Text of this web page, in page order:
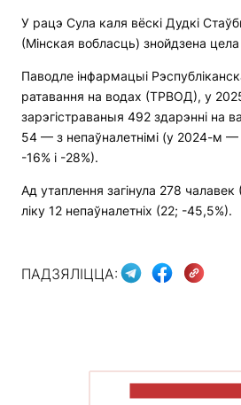
У рацэ Сула каля вёскі Дудкі
(Мінская вобласць) знойдзена
Паводле інфармацыі
ратавання на водах (ТРВОД), у
зарэгістраваныя 492 здарэнні на
54 — з непаўналетнімі (у 2024-м —
-16% і -28%).
Ад утаплення загінула 278
ліку 12 непаўналетніх (22; -45,5%).
ПАДЗЯЛІЦЦА: